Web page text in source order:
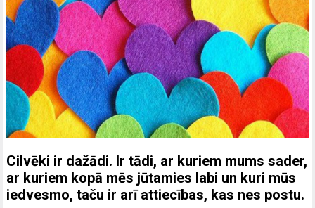
Cilvēki ir dažādi. Ir tādi, ar kuriem mums sader,
ar kuriem kopā mēs jūtamies labi un kuri mūs
iedvesmo, taču ir arī attiecības, kas nes postu.